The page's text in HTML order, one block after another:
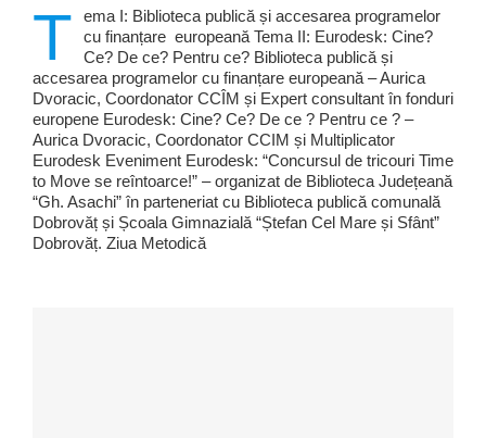
T
ema I: Biblioteca publică și accesarea programelor
cu finanțare europeană Tema II: Eurodesk: Cine?
Ce? De ce? Pentru ce? Biblioteca publică și
accesarea programelor cu finanțare europeană – Aurica
Dvoracic, Coordonator CCÎM și Expert consultant în fonduri
europene Eurodesk: Cine? Ce? De ce ? Pentru ce ? –
Aurica Dvoracic, Coordonator CCIM și Multiplicator
Eurodesk Eveniment Eurodesk: “Concursul de tricouri Time
to Move se reîntoarce!” – organizat de Biblioteca Județeană
“Gh. Asachi” în parteneriat cu Biblioteca publică comunală
Dobrovăț și Școala Gimnazială “Ștefan Cel Mare și Sfânt”
Dobrovăț. Ziua Metodică